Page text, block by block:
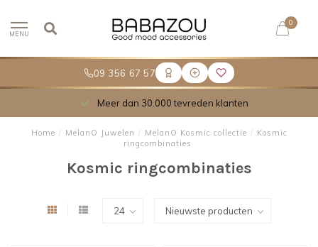
09 356 67 57
MENU
0
Meer dan 30.000 tevreden klanten
Home / MelanO Juwelen / MelanO Kosmic collectie / Kosmic
ringcombinaties
Kosmic ringcombinaties